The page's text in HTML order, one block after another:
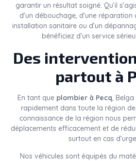
garantir un résultat soigné. Qu’il
d’un débouchage, d’une réparation
installation sanitaire ou d’un
bénéficiez d’un service
Des
partout à
En tant que plombier à Pecq,
rapidement dans toute la région
connaissance de la région nous
déplacements efficacement et de
surtout en cas
Nos véhicules sont équipés du